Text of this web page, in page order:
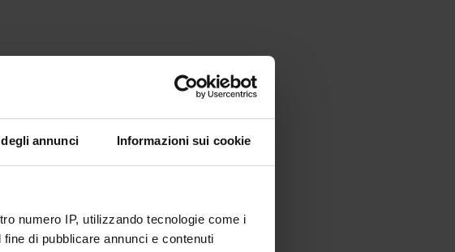
annunci Informazioni sui cookie
numero IP, utilizzando tecnologie come i
di pubblicare annunci e contenuti